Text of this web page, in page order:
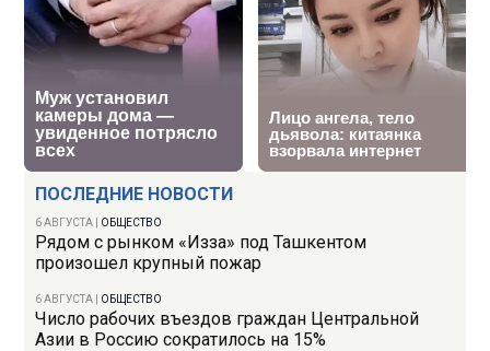
ПОСЛЕДНИЕ НОВОСТИ
6 АВГУСТА ОБЩЕСТВО
Рядом с рынком «Изза» под Ташкентом
произошел крупный пожар
6 АВГУСТА ОБЩЕСТВО
Число рабочих въездов граждан Центральной
Азии в Россию сократилось на 15%